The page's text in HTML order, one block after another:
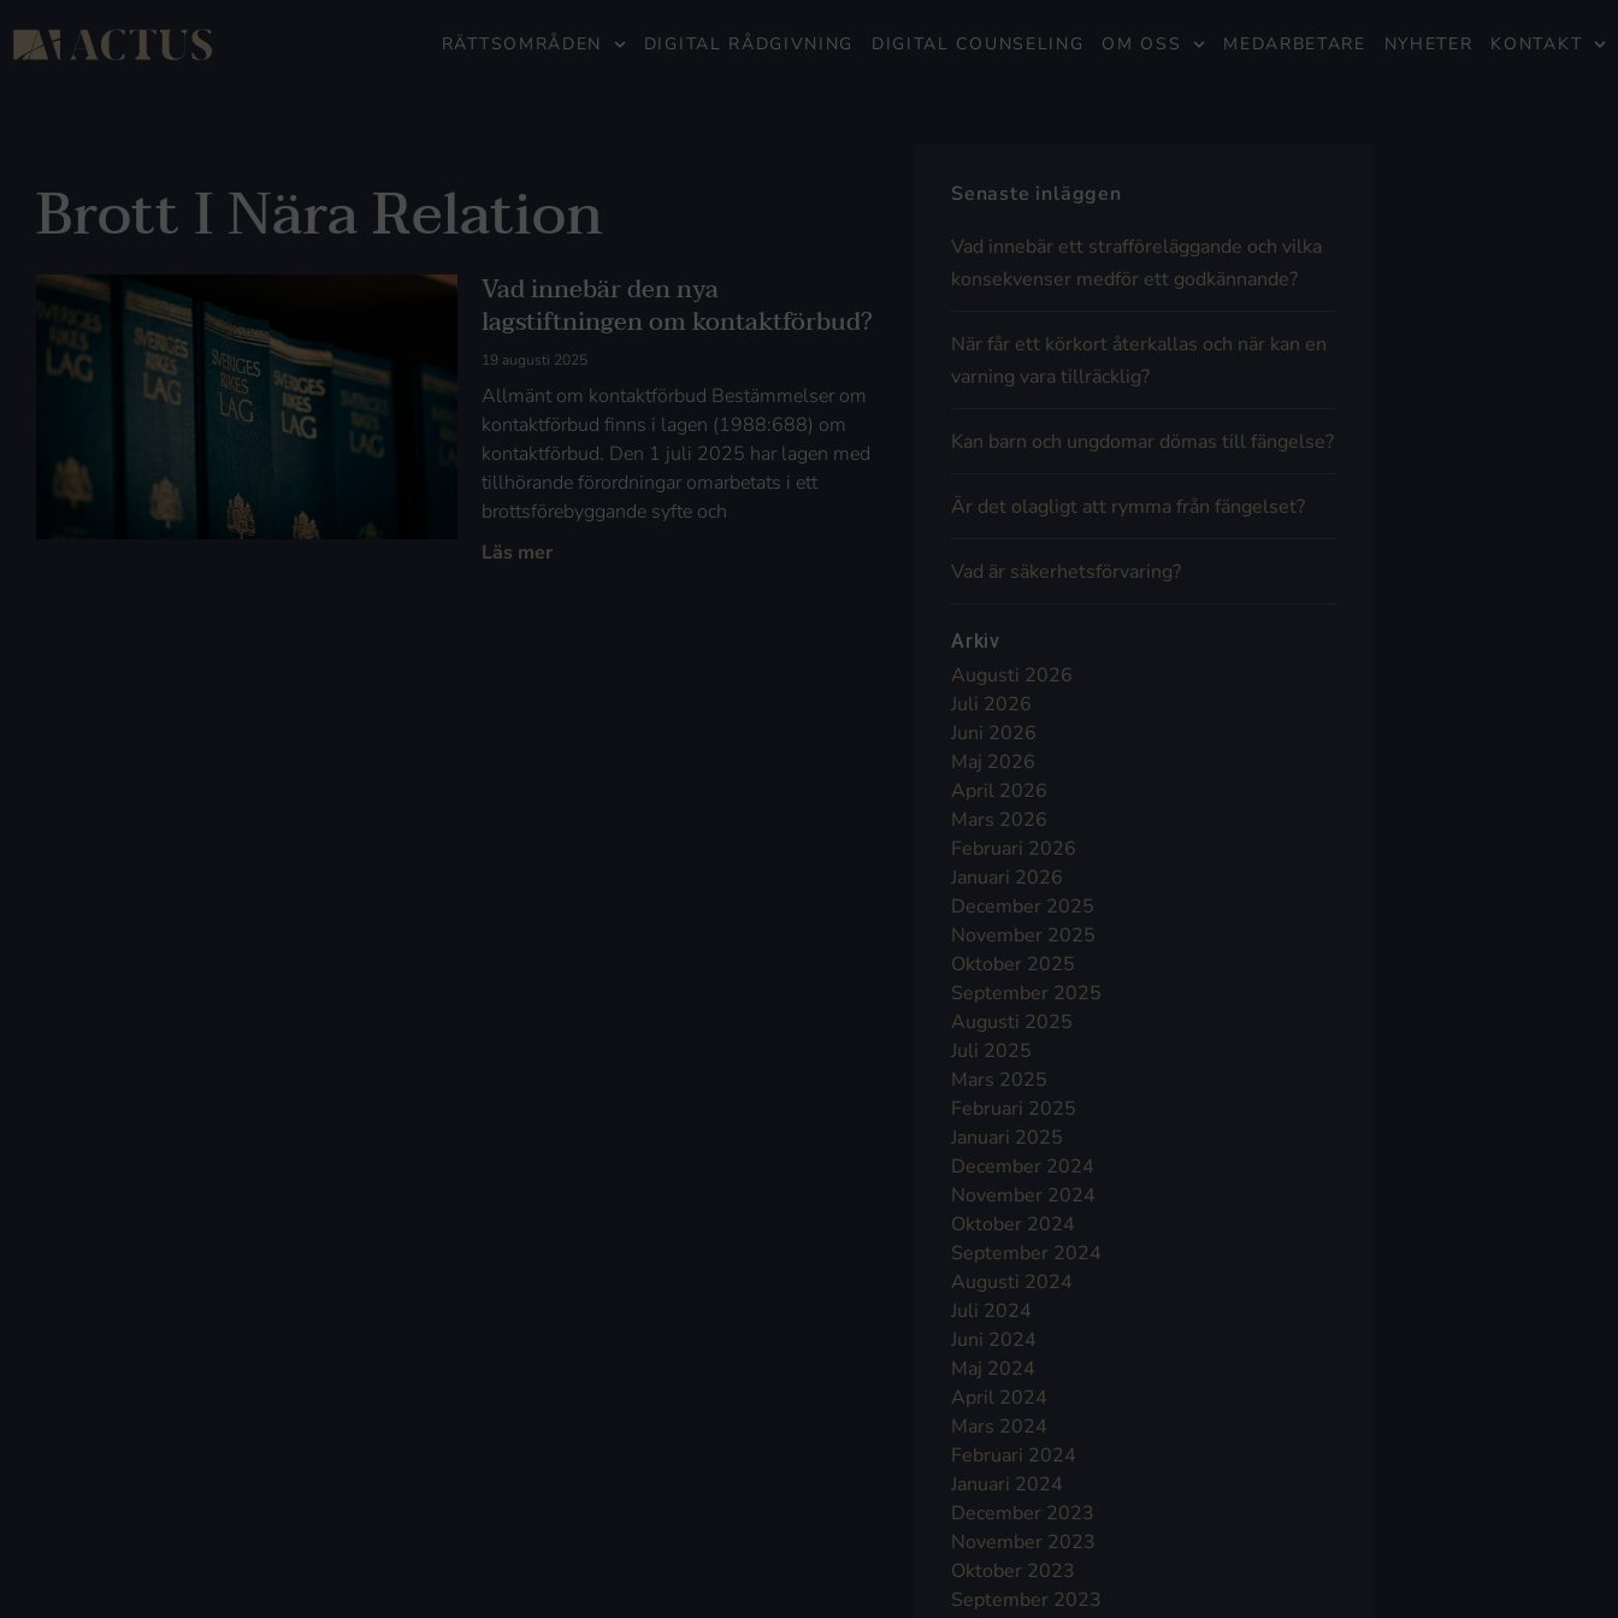
RÄTTSOMRÅDEN DIGITAL RÅDGIVNING DIGITAL COUNSELING OM OSS MEDARBETARE NYHETER KONTAKT
Brott I Nära Relation
Vad innebär den nya
lagstiftningen om kontaktförbud?
19 augusti 2025
Allmänt om kontaktförbud Bestämmelser om
kontaktförbud finns i lagen (1988:688) om
kontaktförbud. Den 1 juli 2025 har lagen med
tillhörande förordningar omarbetats i ett
brottsförebyggande syfte och
Läs mer
Senaste inläggen
Vad innebär ett strafföreläggande och vilka
konsekvenser medför ett godkännande?
När får ett körkort återkallas och när kan en
varning vara tillräcklig?
Kan barn och ungdomar dömas till fängelse?
Är det olagligt att rymma från fängelset?
Vad är säkerhetsförvaring?
Arkiv
Augusti 2026
Juli 2026
Juni 2026
Maj 2026
April 2026
Mars 2026
Februari 2026
Januari 2026
December 2025
November 2025
Oktober 2025
September 2025
Augusti 2025
Juli 2025
Mars 2025
Februari 2025
Januari 2025
December 2024
November 2024
Oktober 2024
September 2024
Augusti 2024
Juli 2024
Juni 2024
Maj 2024
April 2024
Mars 2024
Februari 2024
Januari 2024
December 2023
November 2023
Oktober 2023
September 2023